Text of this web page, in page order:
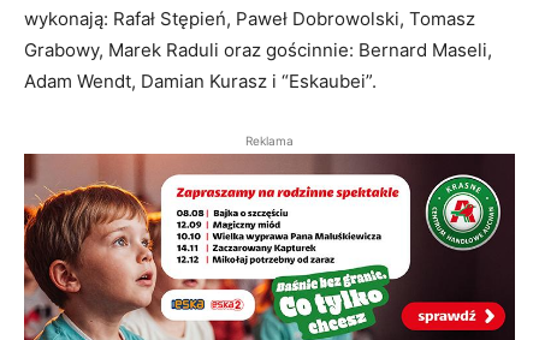
wykonają: Rafał Stępień, Paweł Dobrowolski, Tomasz
Grabowy, Marek Raduli oraz gościnnie: Bernard Maseli,
Adam Wendt, Damian Kurasz i “Eskaubei”.
Reklama